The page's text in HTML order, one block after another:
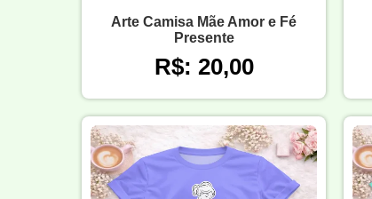
Arte Camisa Mãe Amor e Fé
Presente
R$: 20,00